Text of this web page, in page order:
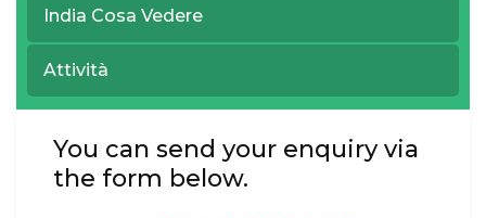
India Cosa Vedere
Attività
You can send your enquiry via
the form below.